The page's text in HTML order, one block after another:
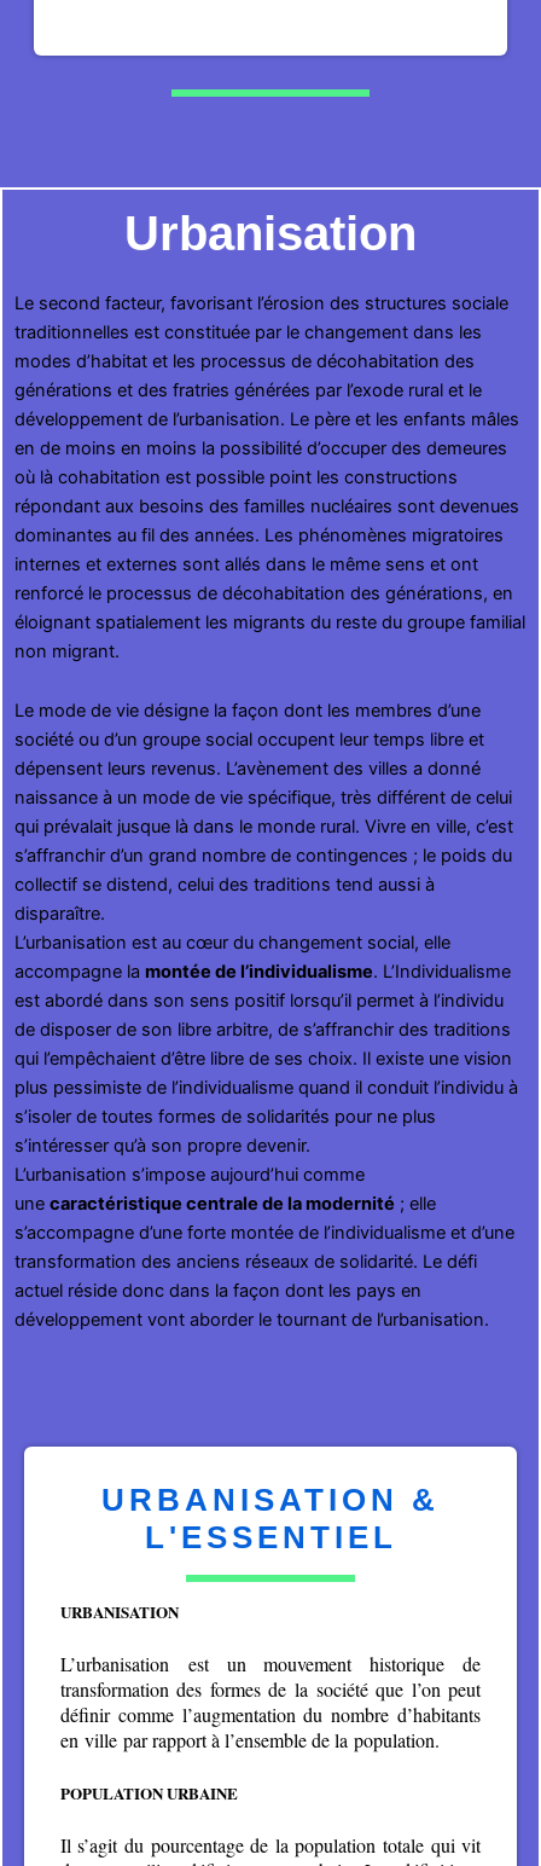
Urbanisation
Le second facteur, favorisant l’érosion des structures sociale
traditionnelles est constituée par le changement dans les
modes d’habitat et les processus de décohabitation des
générations et des fratries générées par l’exode rural et le
développement de l’urbanisation. Le père et les enfants mâles
en de moins en moins la possibilité d’occuper des demeures
où là cohabitation est possible point les constructions
répondant aux besoins des familles nucléaires sont devenues
dominantes au fil des années. Les phénomènes migratoires
internes et externes sont allés dans le même sens et ont
renforcé le processus de décohabitation des générations, en
éloignant spatialement les migrants du reste du groupe familial
non migrant.
Le mode de vie désigne la façon dont les membres d’une
société ou d’un groupe social occupent leur temps libre et
dépensent leurs revenus. L’avènement des villes a donné
naissance à un mode de vie spécifique, très différent de celui
qui prévalait jusque là dans le monde rural. Vivre en ville, c’est
s’affranchir d’un grand nombre de contingences ; le poids du
collectif se distend, celui des traditions tend aussi à
disparaître.
L’urbanisation est au cœur du changement social, elle
accompagne la montée de l’individualisme. L’Individualisme
est abordé dans son sens positif lorsqu’il permet à l’individu
de disposer de son libre arbitre, de s’affranchir des traditions
qui l’empêchaient d’être libre de ses choix. Il existe une vision
plus pessimiste de l’individualisme quand il conduit l’individu à
s’isoler de toutes formes de solidarités pour ne plus
s’intéresser qu’à son propre devenir.
L’urbanisation s’impose aujourd’hui comme
une caractéristique centrale de la modernité ; elle
s’accompagne d’une forte montée de l’individualisme et d’une
transformation des anciens réseaux de solidarité. Le défi
actuel réside donc dans la façon dont les pays en
développement vont aborder le tournant de l’urbanisation.
URBANISATION &
L'ESSENTIEL
URBANISATION
L’urbanisation est un mouvement historique de
transformation des formes de la société que l’on peut
définir comme l’augmentation du nombre d’habitants
en ville par rapport à l’ensemble de la population.
POPULATION URBAINE
Il s’agit du pourcentage de la population totale qui vit